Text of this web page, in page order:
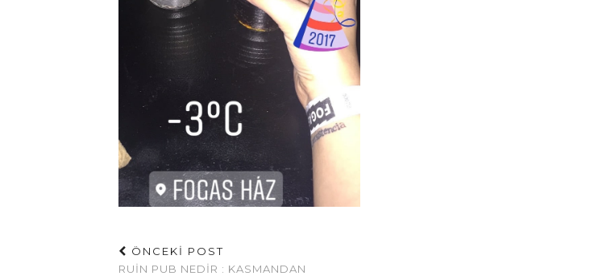
ÖNCEKİ POST
RUIN PUB NEDIR : KASMANDAN